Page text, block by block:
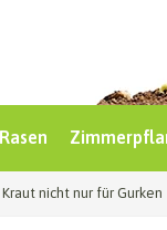
Rasen
nicht nur für Gurken